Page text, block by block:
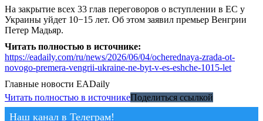
На закрытие всех 33 глав переговоров о вступлении в ЕС у
Украины уйдет 10−15 лет. Об этом заявил премьер Венгрии
Петер Мадьяр.
Читать полностью в источнике:
https://eadaily.com/ru/news/2026/06/04/ocherednaya-zrada-ot-
novogo-premera-vengrii-ukraine-ne-byt-v-es-eshche-1015-let
Главные новости EADaily
Читать полностью в источникеПоделиться ссылкой
Наш канал в Телеграм!